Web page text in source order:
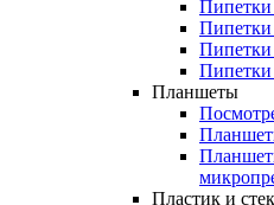
Пипетки
Пипетки
Пипетки
Планшеты
Пластик и